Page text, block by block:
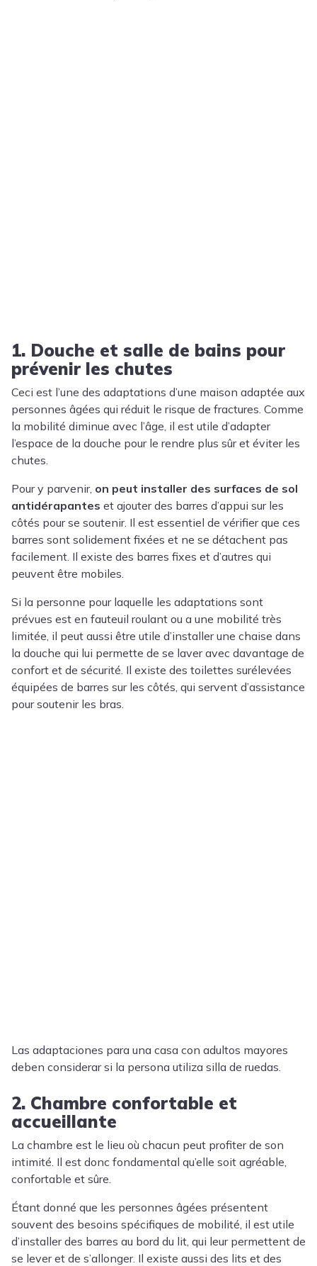
1. Douche et salle de bains pour
prévenir les chutes
Ceci est l’une des adaptations d’une maison adaptée aux
personnes âgées qui réduit le risque de fractures. Comme
la mobilité diminue avec l’âge, il est utile d’adapter
l’espace de la douche pour le rendre plus sûr et éviter les
chutes.
Pour y parvenir, on peut installer des surfaces de sol
antidérapantes et ajouter des barres d’appui sur les
côtés pour se soutenir. Il est essentiel de vérifier que ces
barres sont solidement fixées et ne se détachent pas
facilement. Il existe des barres fixes et d’autres qui
peuvent être mobiles.
Si la personne pour laquelle les adaptations sont
prévues est en fauteuil roulant ou a une mobilité très
limitée, il peut aussi être utile d’installer une chaise dans
la douche qui lui permette de se laver avec davantage de
confort et de sécurité. Il existe des toilettes surélevées
équipées de barres sur les côtés, qui servent d’assistance
pour soutenir les bras.
Las adaptaciones para una casa con adultos mayores
deben considerar si la persona utiliza silla de ruedas.
2. Chambre confortable et
accueillante
La chambre est le lieu où chacun peut profiter de son
intimité. Il est donc fondamental qu’elle soit agréable,
confortable et sûre.
Étant donné que les personnes âgées présentent
souvent des besoins spécifiques de mobilité, il est utile
d’installer des barres au bord du lit, qui leur permettent de
se lever et de s’allonger. Il existe aussi des lits et des